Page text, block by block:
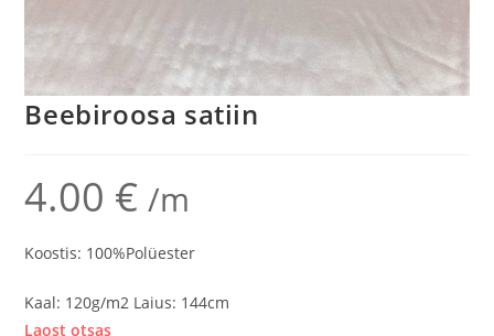
Beebiroosa satiin
4.00 € /m
Koostis: 100%Polüester
Kaal: 120g/m2 Laius: 144cm
Laost otsas